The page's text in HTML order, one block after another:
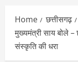
Home
छत्तीसगढ़
मुख्यमंत्री साय बोले –
संस्कृति की धरा